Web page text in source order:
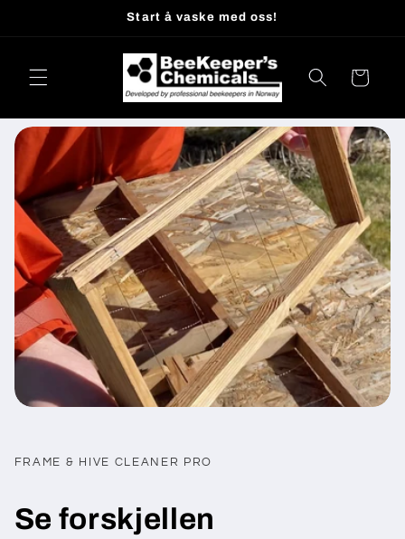
Start å vaske med oss!
Handlekurv
FRAME & HIVE CLEANER PRO
Se forskjellen